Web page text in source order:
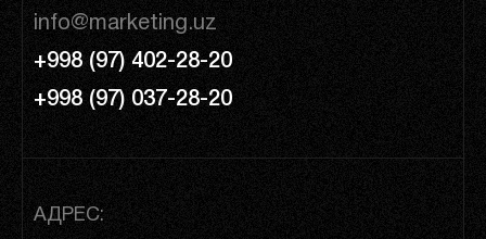
info@marketing.uz
+998 (97) 402-28-20
+998 (97) 037-28-20
АДРЕС: